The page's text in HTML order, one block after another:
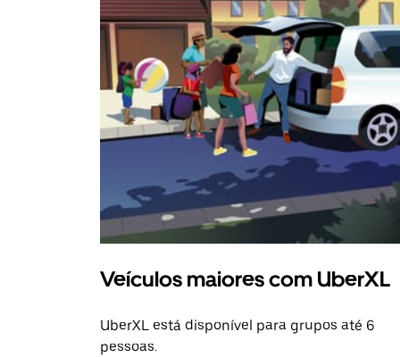
Veículos maiores com UberXL
UberXL está disponível para grupos até 6
pessoas.